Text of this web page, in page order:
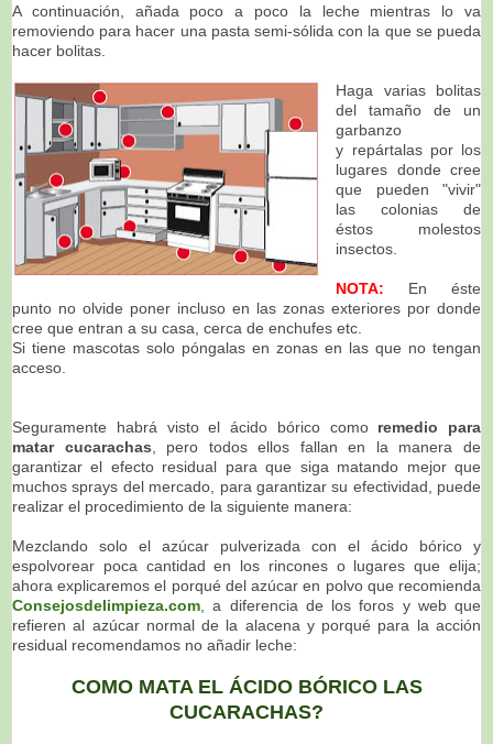
A continuación, añada poco a poco la leche mientras lo va
removiendo para hacer una pasta semi-sólida con la que se pueda
hacer bolitas.
Haga varias bolitas
del tamaño de un
garbanzo
y repártalas por los
lugares donde cree
que pueden "vivir"
las colonias de
éstos molestos
insectos.
NOTA: En éste
punto no olvide poner incluso en las zonas exteriores por donde
cree que entran a su casa, cerca de enchufes etc.
Si tiene mascotas solo póngalas en zonas en las que no tengan
acceso.
Seguramente habrá visto el ácido bórico como remedio para
matar cucarachas , pero todos ellos fallan en la manera de
garantizar el efecto residual para que siga matando mejor que
muchos sprays del mercado, para garantizar su efectividad, puede
realizar el procedimiento de la siguiente manera:
Mezclando solo el azúcar pulverizada con el ácido bórico y
espolvorear poca cantidad en los rincones o lugares que elija;
ahora explicaremos el porqué del azúcar en polvo que recomienda
Consejosdelimpieza.com , a diferencia de los foros y web que
refieren al azúcar normal de la alacena y porqué para la acción
residual recomendamos no añadir leche:
COMO MATA EL ÁCIDO BÓRICO LAS
CUCARACHAS?